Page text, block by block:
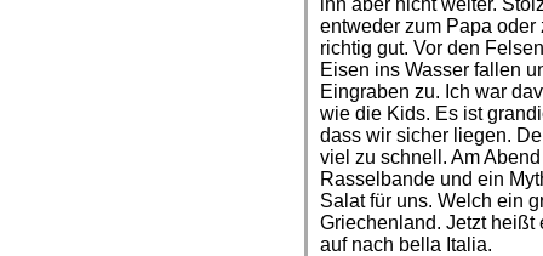
ihn aber nicht weiter.
entweder zum Papa oder
richtig gut. Vor den
Eisen ins Wasser fallen
Eingraben zu. Ich war
wie die Kids. Es ist
dass wir sicher liegen.
viel zu schnell. Am
Rasselbande und ein
Salat für uns. Welch ein
Griechenland. Jetzt heißt
auf nach bella Italia.